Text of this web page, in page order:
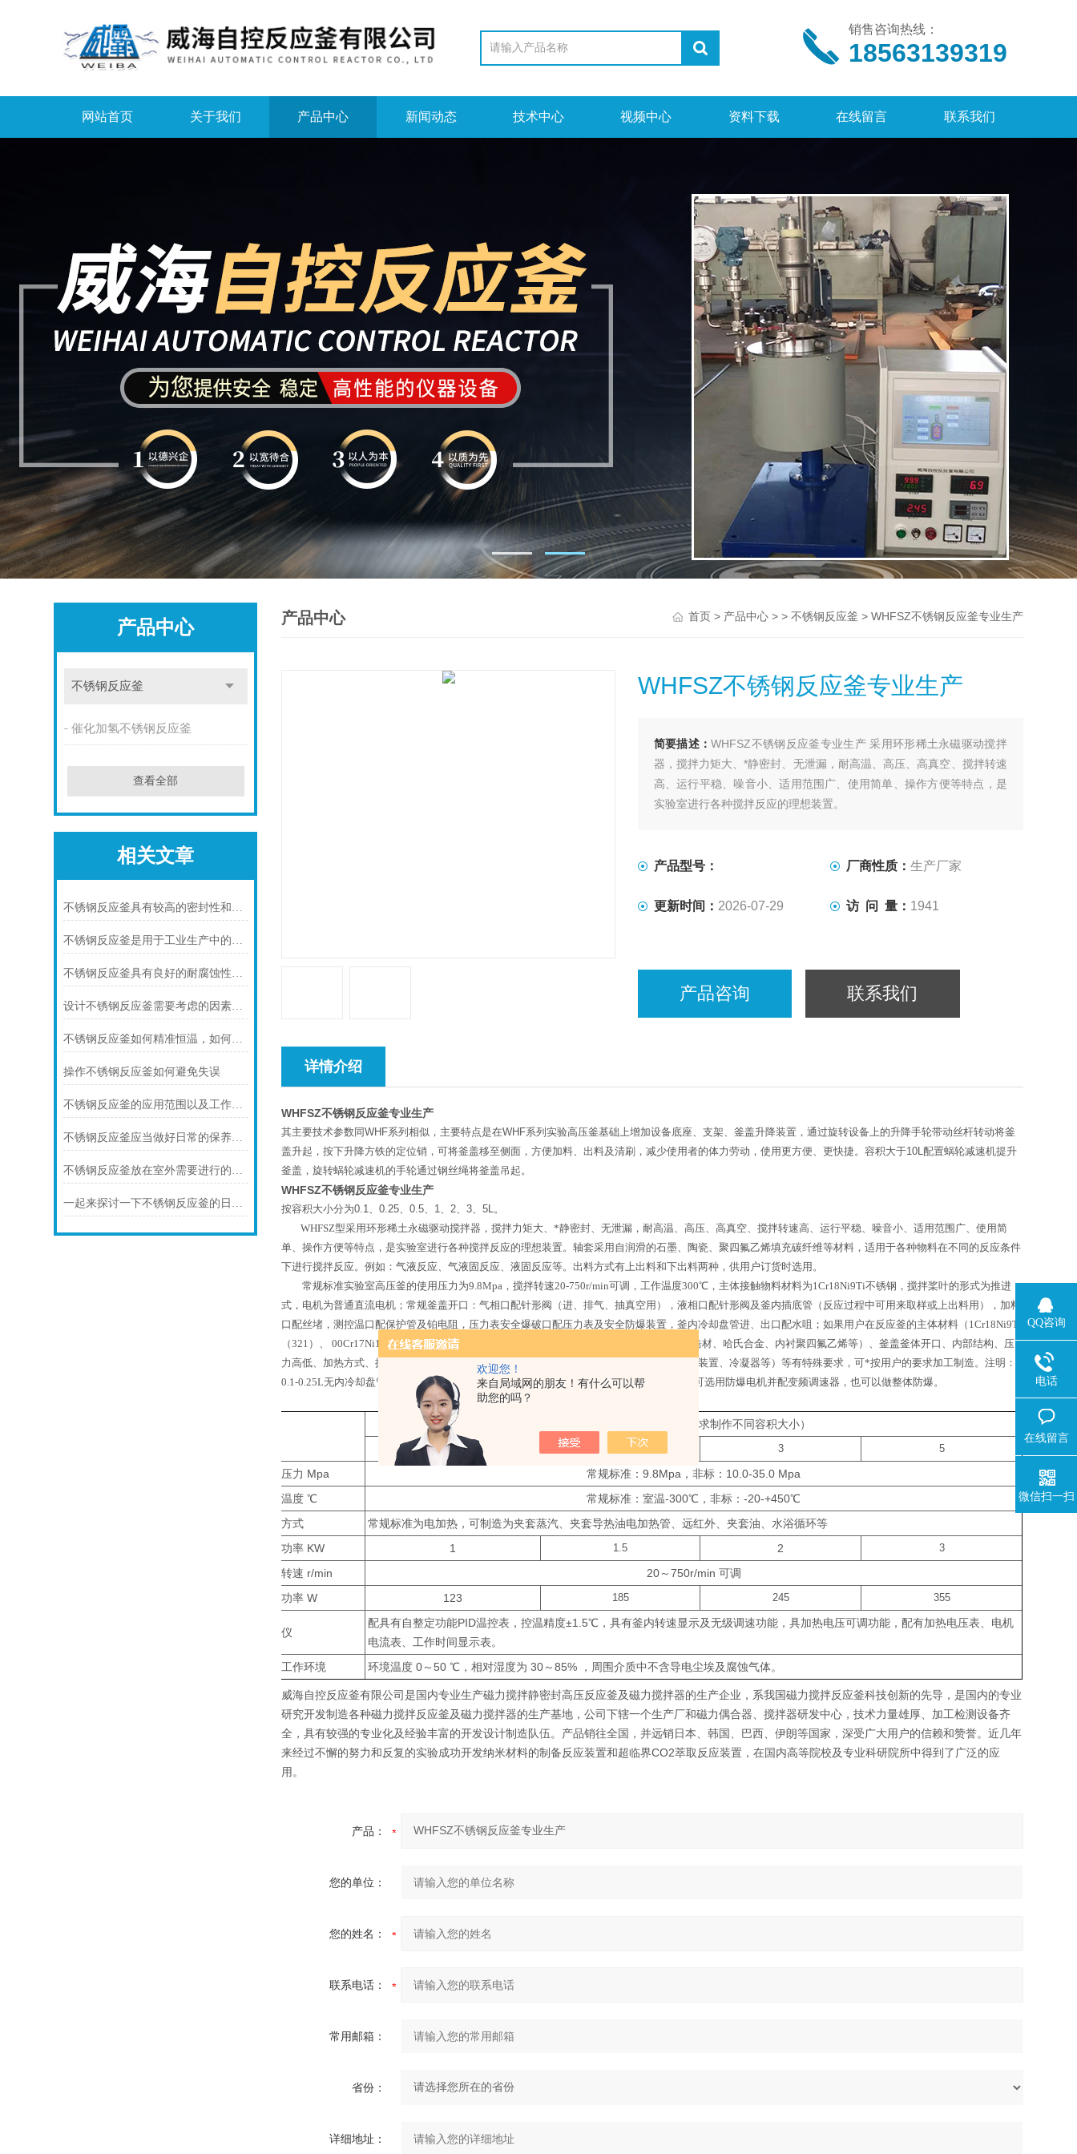
欢迎您！
来自局域网的朋友！有什么可以帮
助您的吗？
销售咨询热线：
18563139319
网站首页 关于我们 产品中心 新闻动态 技术中心 视频中心 资料下载 在线留言 联系我们
产品中心
不锈钢反应釜
催化加氢不锈钢反应釜
查看全部
相关文章
不锈钢反应釜具有较高的密封性和可靠性
不锈钢反应釜是用于工业生产中的设备
不锈钢反应釜具有良好的耐腐蚀性和高温高压稳定性
设计不锈钢反应釜需要考虑的因素和使用前的准备有哪些？
不锈钢反应釜如何精准恒温，如何保养
操作不锈钢反应釜如何避免失误
不锈钢反应釜的应用范围以及工作流程是咋样的？
不锈钢反应釜应当做好日常的保养和保护
不锈钢反应釜放在室外需要进行的保养有哪些
一起来探讨一下不锈钢反应釜的日常维护要点有哪些？
产品中心 首页> 产品中心> > 不锈钢反应釜 > WHFSZ不锈钢反应釜专业生产
WHFSZ不锈钢反应釜专业生产
简要描述：WHFSZ不锈钢反应釜专业生产 采用环形稀土永磁驱动搅拌
器，搅拌力矩大、*静密封、无泄漏，耐高温、高压、高真空、搅拌转速
高、运行平稳、噪音小、适用范围广、使用简单、操作方便等特点，是
实验室进行各种搅拌反应的理想装置。
产品型号： 厂商性质：生产厂家
更新时间： 2026-07-29 访 问 量： 1941
产品咨询 联系我们
详情介绍
WHFSZ不锈钢反应釜专业生产
其主要技术参数同WHF系列相似，主要特点是在WHF系列实验高压釜基础上增加设备底座、支架、釜盖升降装置，通过旋转设备上的升降手轮带动丝杆转动将釜
盖升起，按下升降方铁的定位销，可将釜盖移至侧面，方便加料、出料及清刷，减少使用者的体力劳动，使用更方便、更快捷。容积大于10L配置蜗轮减速机提升
釜盖，旋转蜗轮减速机的手轮通过钢丝绳将釜盖吊起。
WHFSZ不锈钢反应釜专业生产
按容积大小分为0.1、0.25、0.5、 1、2、3、5L。
WHFSZ型采用环形稀土永磁驱动搅拌器，搅拌力矩大、*静密封、无泄漏，耐高温、高压、高真空、搅拌转速高、运行平稳、噪音小、适用范围广、使用简
单、操作方便等特点，是实验室进行各种搅拌反应的理想装置。轴套采用自润滑的石墨、陶瓷、聚四氟乙烯填充碳纤维等材料，适用于各种物料在不同的反应条件
下进行搅拌反应。例如：气液反应、气液固反应、液固反应等。出料方式有上出料和下出料两种，供用户订货时选用。
常规标准实验室高压釜的使用压力为9.8Mpa ，搅拌转速20-750r/min 可调，工作温度300℃ ，主体接触物料材料为1Cr18Ni9Ti不锈钢，搅拌桨叶的形式为推进
式，电机为普通直流电机；常规釜盖开口：气相口配针形阀（进、排气、抽真空用），液相口配针形阀及釜内插底管（反应过程中可用来取样或上出料用），加料
口配丝堵，测控温口配保护管及铂电阻，压力表安全爆破口配压力表及安全防爆装置，釜内冷却盘管进、出口配水咀；如果用户在反应釜的主体材料（ 1Cr18Ni9Ti
（321 ）、 00Cr17Ni14MO2（316L）、
镍、钛及钛合金、钽材、锆材、哈氏合金、内衬聚四氟乙烯等）、釜盖釜体开口、内部结构、压
力高低、加热方式、搅拌桨叶、及增加其它附助装置（如冷凝回流装置、恒压加料罐、接收装置、冷凝器等）等有特殊要求，可*按用户的要求加工制造。注明：
0.1-0.25L无内冷却盘管， 0.1-0.5L无加料口。并可根据要求加热器加工为防爆加热器，电机可选用防爆电机并配变频调速器，也可以做整体防爆。
公称容积 L（可按客户要求制作不同容积大小）
1 3 5
工作压力 Mpa
常规标准：9.8Mpa，非标：10.0-35.0 Mpa
工作温度 ℃
常规标准：室温-300℃，非标：-20-+450℃
加热方式
常规标准为电加热，可制造为夹套蒸汽、夹套导热油电加热管、远红外、夹套油、水浴循环等
加热功率 KW
1 1.5 2 3
搅拌转速 r/min
20～750r/min 可调
电机功率 W
123 185 245 355
控制仪
配具有自整定功能PID温控表，控温精度±1.5℃，具有釜内转速显示及无级调速功能，具加热电压可调功能，配有加热电压表、电机
电流表、工作时间显示表。
控制仪工作环境
环境温度 0～50 ℃，相对湿度为 30～85% ，周围介质中不含导电尘埃及腐蚀气体。
威海自控反应釜有限公司是国内专业生产磁力搅拌静密封高压反应釜及磁力搅拌器的生产企业，系我国磁力搅拌反应釜科技创新的先导，是国内的专业
研究开发制造各种磁力搅拌反应釜及磁力搅拌器的生产基地，公司下辖一个生产厂和磁力偶合器、搅拌器研发中心，技术力量雄厚、加工检测设备齐
全，具有较强的专业化及经验丰富的开发设计制造队伍。产品销往全国，并远销日本、韩国、巴西、伊朗等国家，深受广大用户的信赖和赞誉。近几年
来经过不懈的努力和反复的实验成功开发纳米材料的制备反应装置和超临界CO2萃取反应装置，在国内高等院校及专业科研院所中得到了广泛的应
用。
产品：
您的单位：
您的姓名：
联系电话：
常用邮箱：
省份：
详细地址：
QQ咨询
电话
在线留言
微信扫一扫